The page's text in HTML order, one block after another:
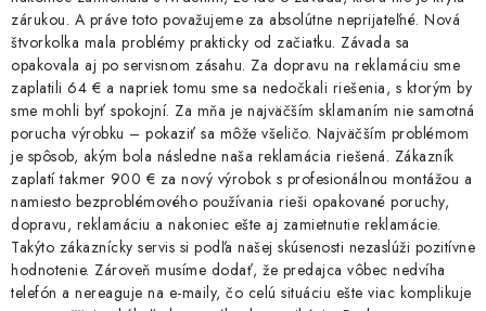
zárukou. A práve toto považujeme za absolútne neprijateľné. Nová
štvorkolka mala problémy prakticky od začiatku. Závada sa
opakovala aj po servisnom zásahu. Za dopravu na reklamáciu sme
zaplatili 64 € a napriek tomu sme sa nedočkali riešenia, s ktorým by
sme mohli byť spokojní. Za mňa je najväčším sklamaním nie samotná
porucha výrobku – pokaziť sa môže všeličo. Najväčším problémom
je spôsob, akým bola následne naša reklamácia riešená. Zákazník
zaplatí takmer 900 € za nový výrobok s profesionálnou montážou a
namiesto bezproblémového používania rieši opakované poruchy,
dopravu, reklamáciu a nakoniec ešte aj zamietnutie reklamácie.
Takýto zákaznícky servis si podľa našej skúsenosti nezaslúži pozitívne
hodnotenie. Zároveň musíme dodať, že predajca vôbec nedvíha
telefón a nereaguje na e-maily, čo celú situáciu ešte viac komplikuje